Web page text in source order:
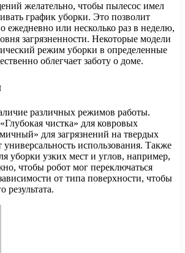
желательно, чтобы пылесос имел
график уборки. Это позволит
ежедневно или несколько раз в неделю,
загрязненности. Некоторые модели
режим уборки в определенные
облегчает заботу о доме.
различных режимов работы.
чистка» для ковровых
для загрязнений на твердых
использования. Также
уборки узких мест и углов, например,
чтобы робот мог переключаться
от типа поверхности, чтобы
результата.